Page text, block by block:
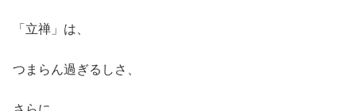
「立禅」は、
つまらん過ぎるしさ、